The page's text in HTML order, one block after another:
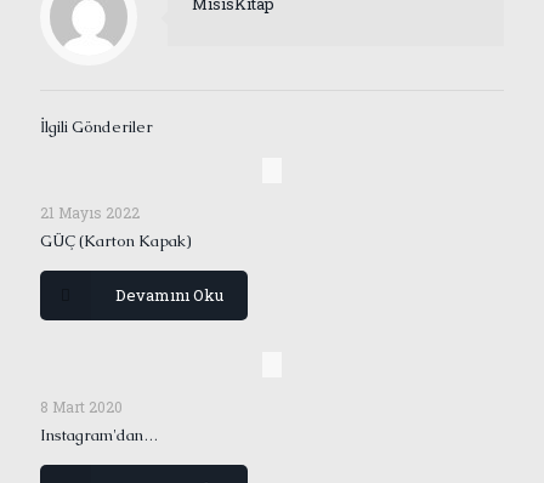
İlgili Gönderiler
21 Mayıs 2022
GÜÇ (Karton Kapak)
Devamını Oku
8 Mart 2020
Instagram'dan…